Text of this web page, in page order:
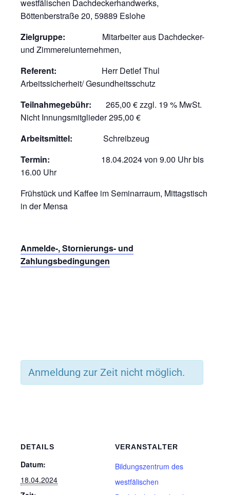
westfälischen Dachdeckerhandwerks,
Böttenberstraße 20, 59889 Eslohe
Zielgruppe: Mitarbeiter aus Dachdecker-
und Zimmereiunternehmen,
Referent: Herr Detlef Thul
Arbeitssicherheit/ Gesundheitsschutz
Teilnahmegebühr: 265,00 € zzgl. 19 % MwSt.
Nicht Innungsmitglieder 295,00 €
Arbeitsmittel: Schreibzeug
Termin: 18.04.2024 von 9.00 Uhr bis
16.00 Uhr
Frühstück und Kaffee im Seminarraum, Mittagstisch
in der Mensa
Anmelde-, Stornierungs- und
Zahlungsbedingungen
Anmeldung zur Zeit nicht möglich.
DETAILS
Datum:
18.04.2024
VERANSTALTER
Bildungszentrum des
westfälischen